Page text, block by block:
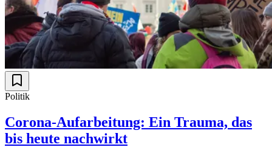
Politik
Corona-Aufarbeitung: Ein Trauma, das
bis heute nachwirkt